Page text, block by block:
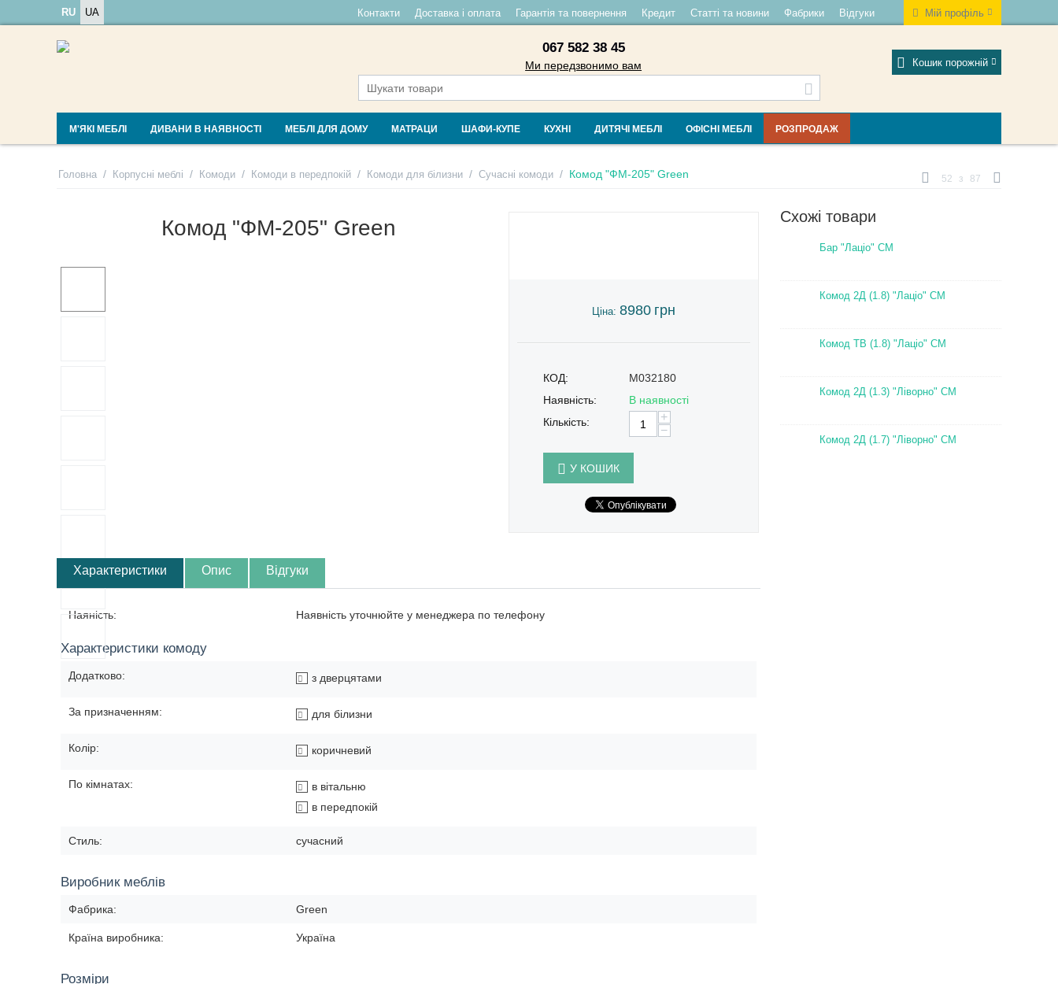
RU UA Мій профіль
Контакти Доставка і оплата Гарантія та повернення Кредит Статті та новини Фабрики Відгуки
067 582 38 45
Ми передзвонимо вам Кошик порожній
М'ЯКІ МЕБЛІ ДИВАНИ В НАЯВНОСТІ МЕБЛІ ДЛЯ ДОМУ МАТРАЦИ ШАФИ-КУПЕ КУХНІ ДИТЯЧІ МЕБЛІ ОФІСНІ МЕБЛІ РОЗПРОДАЖ
Головна / Корпусні меблі / Комоди / Комоди в передпокій / Комоди для білизни / Сучасні комоди / Комод "ФМ-205" Green 52 з 87
Комод "ФМ-205" Green
Ціна: 8980 грн
КОД:
M032180
Наявність:
В наявності
Кількість:
+
−
У КОШИК
Характеристики Опис Відгуки
Наяність: Наявність уточнюйте у менеджера по телефону
Характеристики комоду
Додатково: з дверцятами
За призначенням: для білизни
Колір: коричневий
По кімнатах:
в вітальню
в передпокій
Стиль: сучасний
Виробник меблів
Фабрика: Green
Країна виробника: Україна
Розміри
Схожі товари
Бар "Лаціо" СМ
Комод 2Д (1.8) "Лаціо" СМ
Комод ТВ (1.8) "Лаціо" СМ
Комод 2Д (1.3) "Ліворно" СМ
Комод 2Д (1.7) "Ліворно" СМ